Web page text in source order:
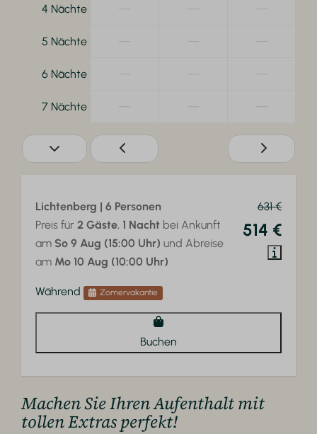
4 Nächte
5 Nächte
6 Nächte
7 Nächte
631 €
514 €
Lichtenberg | 6 Personen
Preis für 2 Gäste, 1 Nacht bei Ankunft
am So 9 Aug (15:00 Uhr) und Abreise
am Mo 10 Aug (10:00 Uhr)
Während Zomervakantie
Buchen
Machen Sie Ihren Aufenthalt mit
tollen Extras perfekt!